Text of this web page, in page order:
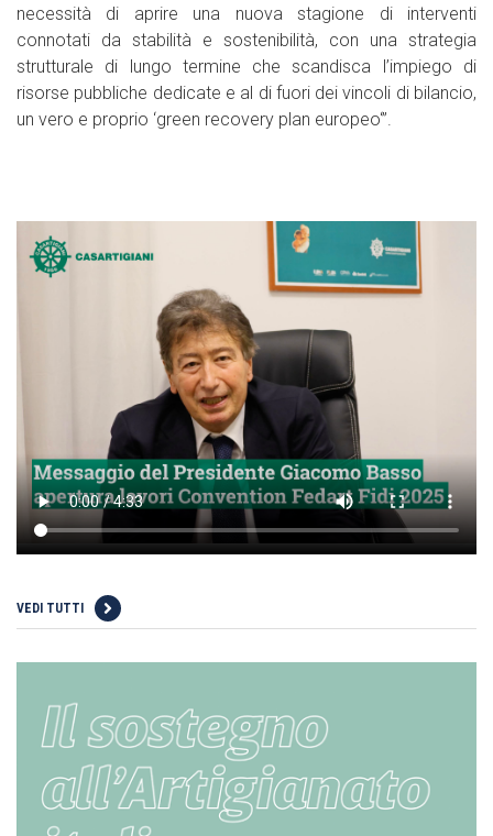
necessità di aprire una nuova stagione di interventi
connotati da stabilità e sostenibilità, con una strategia
strutturale di lungo termine che scandisca l’impiego di
risorse pubbliche dedicate e al di fuori dei vincoli di bilancio,
un vero e proprio ‘green recovery plan europeo‘”.
VEDI TUTTI